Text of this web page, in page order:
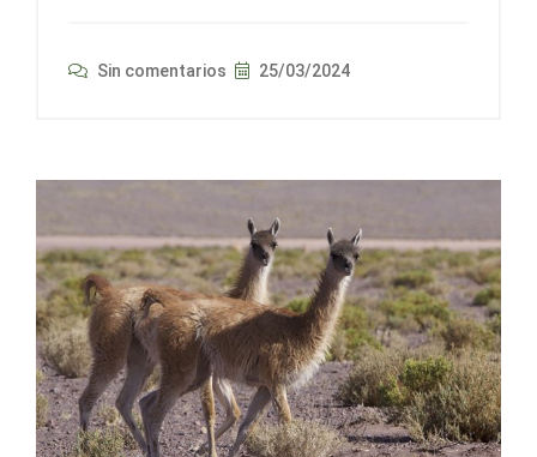
Sin comentarios 25/03/2024